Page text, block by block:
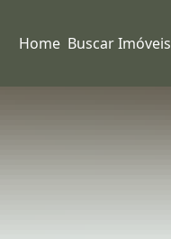
Home Buscar Imóveis